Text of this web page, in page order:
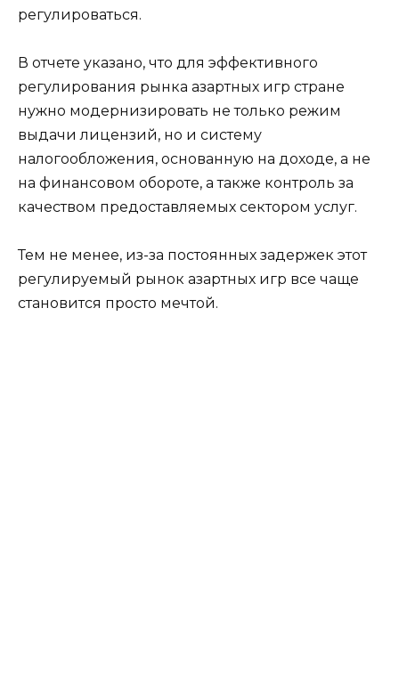
регулироваться.
В отчете указано, что для эффективного
регулирования рынка азартных игр стране
нужно модернизировать не только режим
выдачи лицензий, но и систему
налогообложения, основанную на доходе, а не
на финансовом обороте, а также контроль за
качеством предоставляемых сектором услуг.
Тем не менее, из-за постоянных задержек этот
регулируемый рынок азартных игр все чаще
становится просто мечтой.